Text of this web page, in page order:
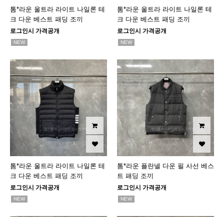
톰*라운 울트라 라이트 나일론 테
크 다운 베스트 패딩 조끼
로그인시 가격공개
NEW
톰*라운 울트라 라이트 나일론 테
크 다운 베스트 패딩 조끼
로그인시 가격공개
NEW
톰*라운 울트라 라이트 나일론 테
크 다운 베스트 패딩 조끼
로그인시 가격공개
NEW
톰*라운 플란넬 다운 필 사선 베스
트 패딩 조끼
로그인시 가격공개
NEW